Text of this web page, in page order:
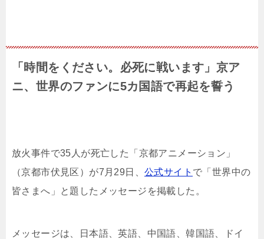
「時間をください。必死に戦います」京ア
ニ、世界のファンに5カ国語で再起を誓う
放火事件で35人が死亡した「京都アニメーション」
（京都市伏見区）が7月29日、 公式サイト で「世界中の
皆さまへ」と題したメッセージを掲載した。
メッセージは、日本語、英語、中国語、韓国語、ドイ